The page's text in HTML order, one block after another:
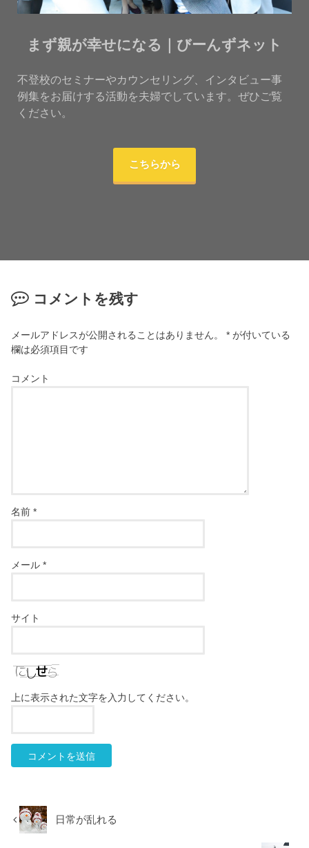
まず親が幸せになる｜びーんずネット
不登校のセミナーやカウンセリング、インタビュー事
例集をお届けする活動を夫婦でしています。ぜひご覧
ください。
こちらから
コメントを残す
メールアドレスが公開されることはありません。 * が付いている
欄は必須項目です
コメント
名前*
メール*
サイト
上に表示された文字を入力してください。
日常が乱れる